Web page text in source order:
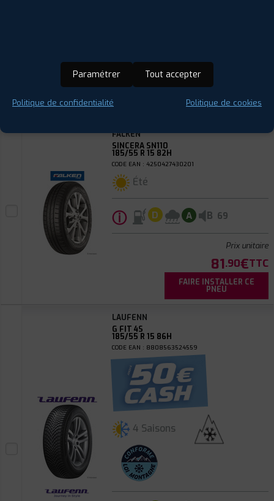
78
FAIRE INSTALLER CE
PNEU
FALKEN
SINCERA SN110
185/55 R 15 82H
CODE EAN : 4250427430201
Été
ⓘ D A B 69
Prix unitaire
81.90€TTC
FAIRE INSTALLER CE
PNEU
LAUFENN
G FIT 4S
185/55 R 15 86H
CODE EAN : 8808563524559
4 Saisons
Paramétrer Tout accepter
Politique de confidentialité Politique de cookies